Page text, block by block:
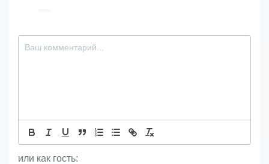
или как гость: